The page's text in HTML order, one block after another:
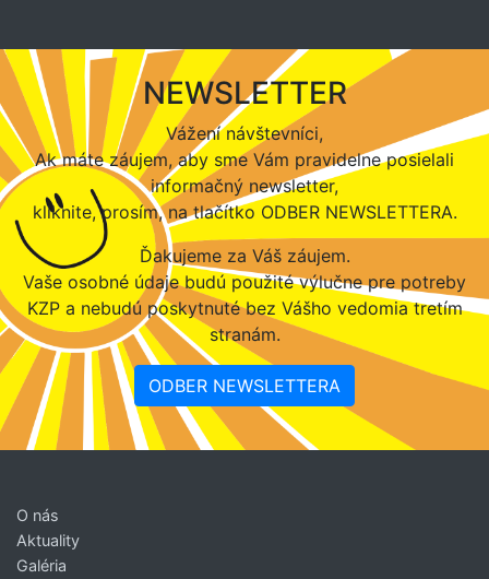
NEWSLETTER
Vážení návštevníci,
Ak máte záujem, aby sme Vám pravidelne posielali
informačný newsletter,
kliknite, prosím, na tlačítko ODBER NEWSLETTERA.
Ďakujeme za Váš záujem.
Vaše osobné údaje budú použité výlučne pre potreby
KZP a nebudú poskytnuté bez Vášho vedomia tretím
stranám.
ODBER NEWSLETTERA
O nás
Aktuality
Galéria